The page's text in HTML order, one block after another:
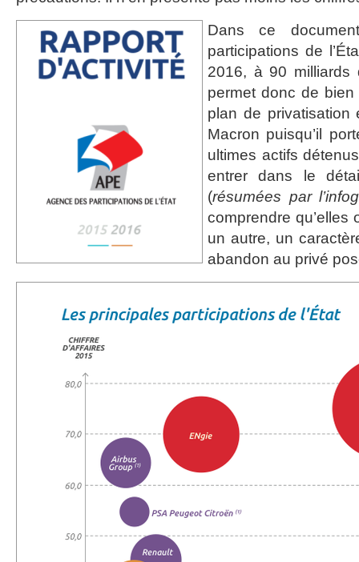
Dans ce
participations de
2016, à 90 milliards
permet donc de bien
plan de privatisation
Macron puisqu’il
ultimes actifs
entrer dans le
(résumées par
comprendre qu’elles
un autre, un
abandon au privé